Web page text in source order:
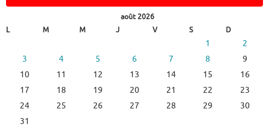
août 2026
L
M M J V S D
1
2
3
4 5 6 7 8
9
10
11 12 13 14 15
16
17
18 19 20 21 22
23
24
25 26 27 28 29
30
31